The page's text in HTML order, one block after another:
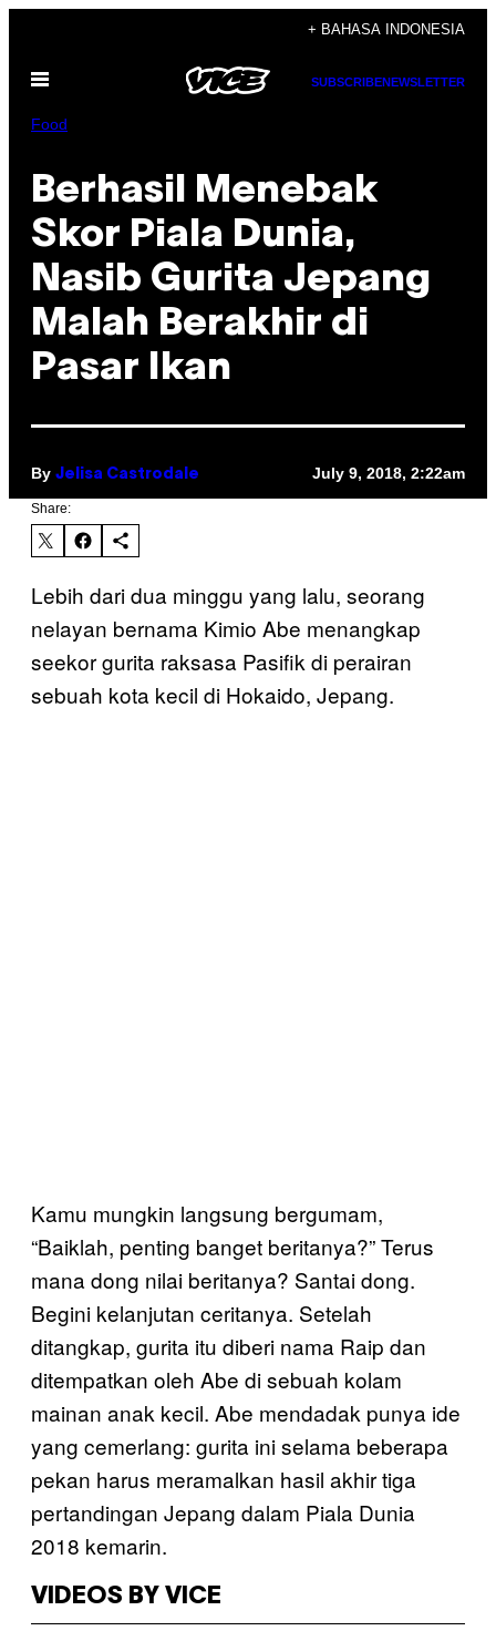
content
+ BAHASA INDONESIA
Open
SUBSCRIBENEWSLETTER
Food
Berhasil Menebak
Skor Piala Dunia,
Nasib Gurita Jepang
Malah Berakhir di
Pasar Ikan
By Jelisa Castrodale July 9, 2018, 2:22am
Share:
Lebih dari dua minggu yang lalu, seorang
nelayan bernama Kimio Abe menangkap
seekor gurita raksasa Pasifik di perairan
sebuah kota kecil di Hokaido, Jepang.
Kamu mungkin langsung bergumam,
“Baiklah, penting banget beritanya?” Terus
mana dong nilai beritanya? Santai dong.
Begini kelanjutan ceritanya. Setelah
ditangkap, gurita itu diberi nama Raip dan
ditempatkan oleh Abe di sebuah kolam
mainan anak kecil. Abe mendadak punya ide
yang cemerlang: gurita ini selama beberapa
pekan harus meramalkan hasil akhir tiga
pertandingan Jepang dalam Piala Dunia
2018 kemarin.
VIDEOS BY VICE